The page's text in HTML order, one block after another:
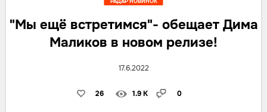
"Мы ещё встретимся"- обещает Дима
Маликов в новом релизе!
17.6.2022
26 1.9 K 0